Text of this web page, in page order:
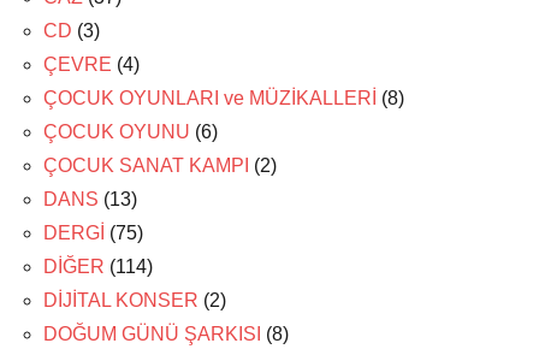
CD (3)
ÇEVRE (4)
ÇOCUK OYUNLARI ve MÜZİKALLERİ (8)
ÇOCUK OYUNU (6)
ÇOCUK SANAT KAMPI (2)
DANS (13)
DERGİ (75)
DİĞER (114)
DİJİTAL KONSER (2)
DOĞUM GÜNÜ ŞARKISI (8)